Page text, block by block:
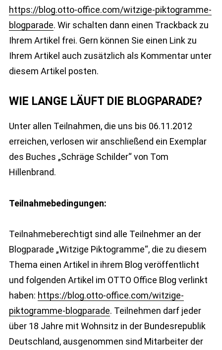
https://blog.otto-office.com/witzige-piktogramme-
blogparade. Wir schalten dann einen Trackback zu
Ihrem Artikel frei. Gern können Sie einen Link zu
Ihrem Artikel auch zusätzlich als Kommentar unter
diesem Artikel posten.
WIE LANGE LÄUFT DIE BLOGPARADE?
Unter allen Teilnahmen, die uns bis 06.11.2012
erreichen, verlosen wir anschließend ein Exemplar
des Buches „Schräge Schilder“ von Tom
Hillenbrand.
Teilnahmebedingungen:
Teilnahmeberechtigt sind alle Teilnehmer an der
Blogparade „Witzige Piktogramme“, die zu diesem
Thema einen Artikel in ihrem Blog veröffentlicht
und folgenden Artikel im OTTO Office Blog verlinkt
haben: https://blog.otto-office.com/witzige-
piktogramme-blogparade. Teilnehmen darf jeder
über 18 Jahre mit Wohnsitz in der Bundesrepublik
Deutschland, ausgenommen sind Mitarbeiter der